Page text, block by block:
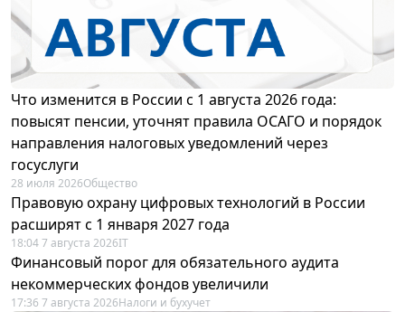
Что изменится в России с 1 августа 2026 года:
повысят пенсии, уточнят правила ОСАГО и порядок
направления налоговых уведомлений через
госуслуги
28 июля 2026Общество
Правовую охрану цифровых технологий в России
расширят с 1 января 2027 года
18:04 7 августа 2026IT
Финансовый порог для обязательного аудита
некоммерческих фондов увеличили
17:36 7 августа 2026Налоги и бухучет